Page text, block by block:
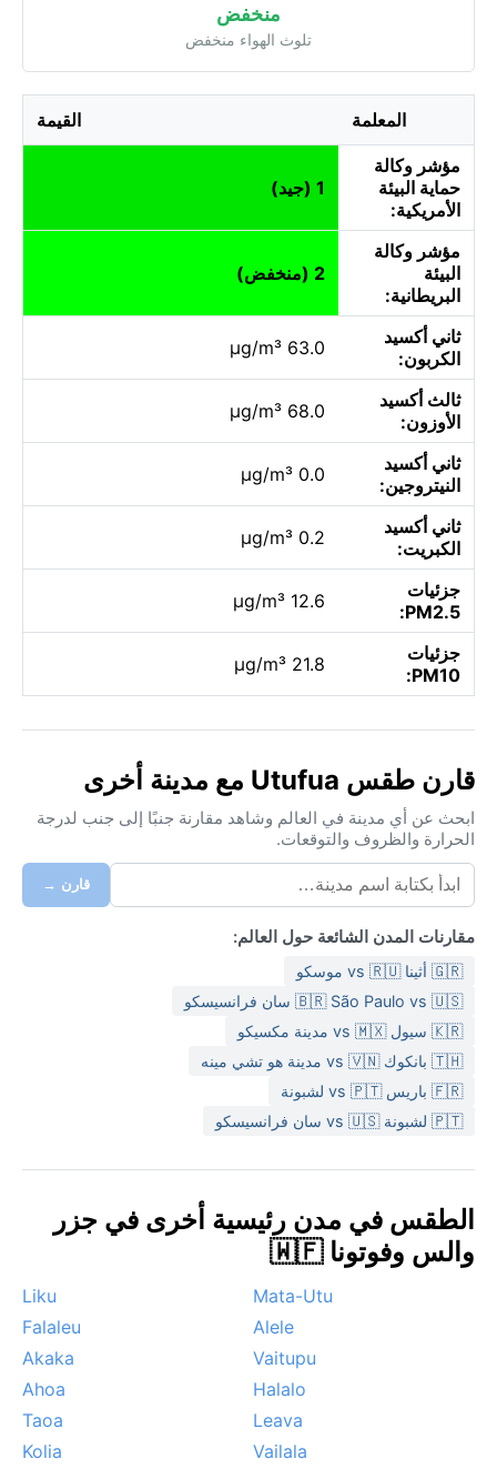
منخفض
تلوث الهواء منخفض
المعلمة القيمة
مؤشر وكالة
حماية البيئة
الأمريكية:
1 (جيد)
مؤشر وكالة
البيئة
البريطانية:
2 (منخفض)
ثاني أكسيد
الكربون:
63.0 µg/m³
ثالث أكسيد
الأوزون:
68.0 µg/m³
ثاني أكسيد
النيتروجين:
0.0 µg/m³
ثاني أكسيد
الكبريت:
0.2 µg/m³
جزئيات
PM2.5:
12.6 µg/m³
جزئيات
PM10:
21.8 µg/m³
قارن طقس Utufua مع مدينة أخرى
ابحث عن أي مدينة في العالم وشاهد مقارنة جنبًا إلى جنب لدرجة
الحرارة والظروف والتوقعات.
قارن →
مقارنات المدن الشائعة حول العالم:
🇬🇷 أثينا vs 🇷🇺 موسكو
🇧🇷 São Paulo vs 🇺🇸 سان فرانسيسكو
🇰🇷 سيول vs 🇲🇽 مدينة مكسيكو
🇹🇭 بانكوك vs 🇻🇳 مدينة هو تشي مينه
🇫🇷 باريس vs 🇵🇹 لشبونة
🇵🇹 لشبونة vs 🇺🇸 سان فرانسيسكو
الطقس في مدن رئيسية أخرى في جزر
والس وفوتونا 🇼🇫
Mata-Utu
Liku
Alele
Falaleu
Vaitupu
Akaka
Halalo
Ahoa
Leava
Taoa
Vailala
Kolia